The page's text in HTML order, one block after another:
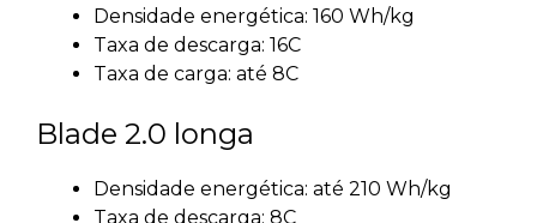
Densidade energética: 160 Wh/kg
Taxa de descarga: 16C
Taxa de carga: até 8C
Blade 2.0 longa
Densidade energética: até 210 Wh/kg
Taxa de descarga: 8C